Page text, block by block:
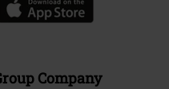
Company